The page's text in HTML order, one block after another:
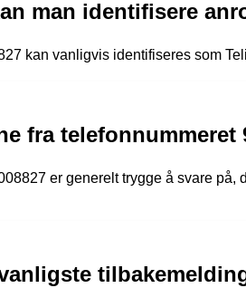
man identifisere
kan vanligvis identifiseres som
fra telefonnummeret
er generelt trygge å svare på,